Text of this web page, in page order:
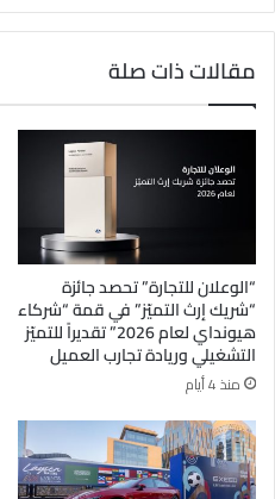
مقالات ذات صلة
“الوعلان للتجارة” تحصد جائزة
“شريك إرث التميّز” في قمة “شركاء
هيونداي لعام 2026” تقديراً للتميّز
التشغيلي وريادة تجارب العميل
منذ 4 أيام